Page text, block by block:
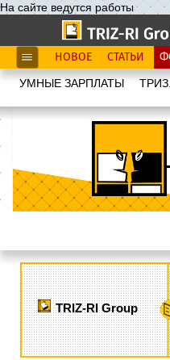
На сайте ведутся работы
НОВОЕ СТАТЬИ
УМНЫЕ ЗАРПЛАТЫ
TRIZ-RI Group